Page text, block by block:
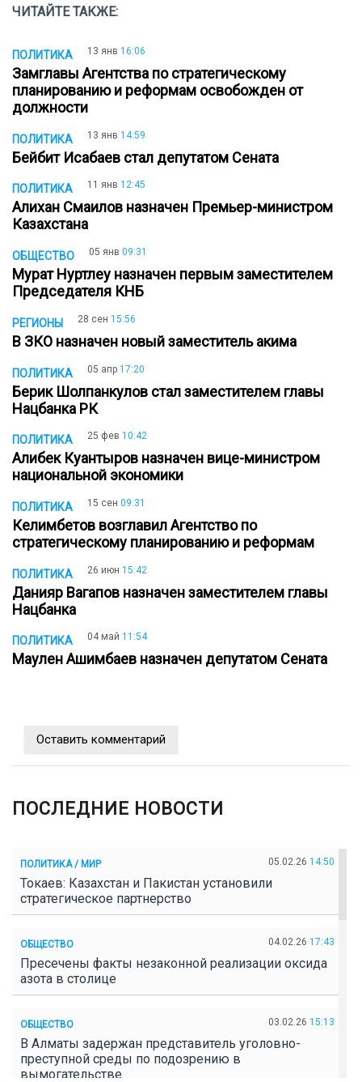
ЧИТАЙТЕ ТАКЖЕ:
ПОЛИТИКА 13 янв 16:06
Замглавы Агентства по стратегическому
планированию и реформам освобожден от
должности
ПОЛИТИКА 13 янв 14:59
Бейбит Исабаев стал депутатом Сената
ПОЛИТИКА 11 янв 12:45
Алихан Смаилов назначен Премьер-министром
Казахстана
ОБЩЕСТВО 05 янв 09:31
Мурат Нуртлеу назначен первым заместителем
Председателя КНБ
РЕГИОНЫ 28 сен 15:56
В ЗКО назначен новый заместитель акима
ПОЛИТИКА 05 апр 17:20
Берик Шолпанкулов стал заместителем главы
Нацбанка РК
ПОЛИТИКА 25 фев 10:42
Алибек Куантыров назначен вице-министром
национальной экономики
ПОЛИТИКА 15 сен 09:31
Келимбетов возглавил Агентство по
стратегическому планированию и реформам
ПОЛИТИКА 26 июн 15:42
Данияр Вагапов назначен заместителем главы
Нацбанка
ПОЛИТИКА 04 май 11:54
Маулен Ашимбаев назначен депутатом Сената
Оставить комментарий
ПОСЛЕДНИЕ НОВОСТИ
ПОЛИТИКА / МИР 05.02.26 14:50
Токаев: Казахстан и Пакистан установили
стратегическое партнерство
ОБЩЕСТВО 04.02.26 17:43
Пресечены факты незаконной реализации оксида
азота в столице
ОБЩЕСТВО 03.02.26 15:13
В Алматы задержан представитель уголовно-
преступной среды по подозрению в
вымогательстве